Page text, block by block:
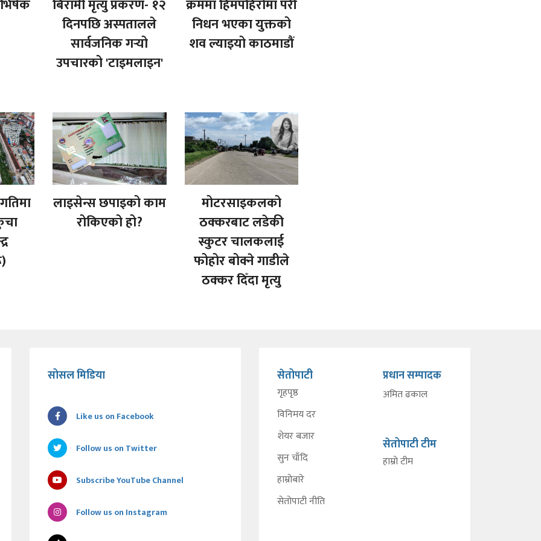
बिरामी मृत्यु प्रकरण- १२
दिनपछि अस्पतालले
सार्वजनिक गर्‍यो
उपचारको 'टाइमलाइन'
क्रममा हिमपहिरोमा परी
निधन भएका युक्तको
शव ल्याइयो काठमाडौं
लाइसेन्स छपाइको काम
रोकिएको हो?
मोटरसाइकलको
ठक्करबाट लडेकी
स्कुटर चालकलाई
फोहोर बोक्ने गाडीले
ठक्कर दिँदा मृत्यु
सोसल मिडिया
Like us on Facebook
Follow us on Twitter
Subscribe YouTube Channel
Follow us on Instagram
सेतोपाटी
गृहपृष्ठ
विनिमय दर
शेयर बजार
सुन चाँदि
हाम्रोबारे
सेतोपाटी नीति
प्रधान सम्पादक
अमित ढकाल
सेतोपाटी टीम
हाम्रो टीम